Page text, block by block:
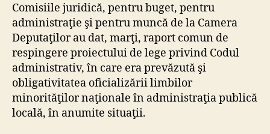
Comisiile juridică, pentru buget, pentru
administraţie şi pentru muncă de la Camera
Deputaţilor au dat, marţi, raport comun de
respingere proiectului de lege privind Codul
administrativ, în care era prevăzută şi
obligativitatea oficializării limbilor
minorităţilor naţionale în administraţia publică
locală, în anumite situaţii.